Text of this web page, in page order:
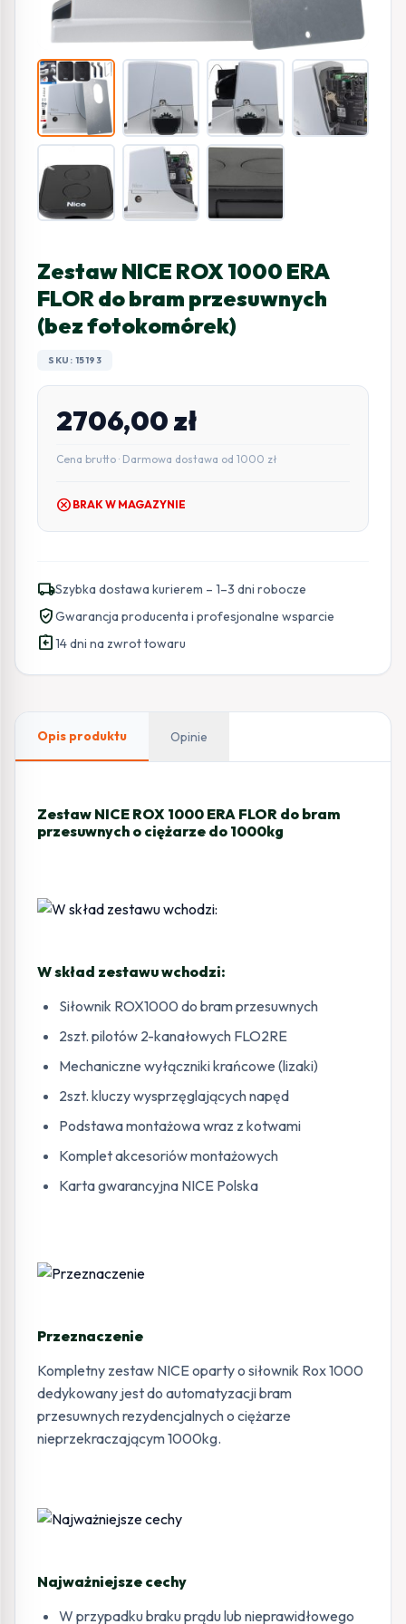
Zestaw NICE ROX 1000 ERA
FLOR do bram przesuwnych
(bez fotokomórek)
SKU: 15193
2706,00zł
Cena brutto · Darmowa dostawa od 1000 zł
cancel BRAK W MAGAZYNIE
local_shippingSzybka dostawa kurierem – 1–3 dni robocze
verified_userGwarancja producenta i profesjonalne wsparcie
assignment_return14 dni na zwrot towaru
Opis produktu Opinie
Zestaw NICE ROX 1000 ERA FLOR do bram
przesuwnych o ciężarze do 1000kg
W skład zestawu wchodzi:
Siłownik ROX1000 do bram przesuwnych
2szt. pilotów 2-kanałowych FLO2RE
Mechaniczne wyłączniki krańcowe (lizaki)
2szt. kluczy wysprzęglających napęd
Podstawa montażowa wraz z kotwami
Komplet akcesoriów montażowych
Karta gwarancyjna NICE Polska
Przeznaczenie
Kompletny zestaw NICE oparty o siłownik Rox 1000
dedykowany jest do automatyzacji bram
przesuwnych rezydencjalnych o ciężarze
nieprzekraczającym 1000kg.
Najważniejsze cechy
W przypadku braku prądu lub nieprawidłowego